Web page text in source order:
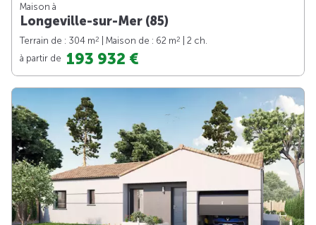
Maison à
Longeville-sur-Mer (85)
Terrain de : 304 m2 | Maison de : 62 m2
| 2 ch.
à partir de 193 932 €